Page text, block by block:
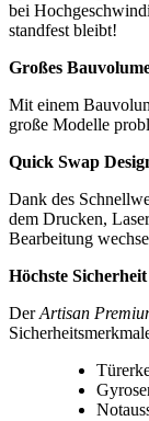
bei
standfest bleibt!
Großes
Mit einem
große Modelle
Quick Swap
Dank des
dem Drucken,
Bearbeitung
Höchste
DerArtisan